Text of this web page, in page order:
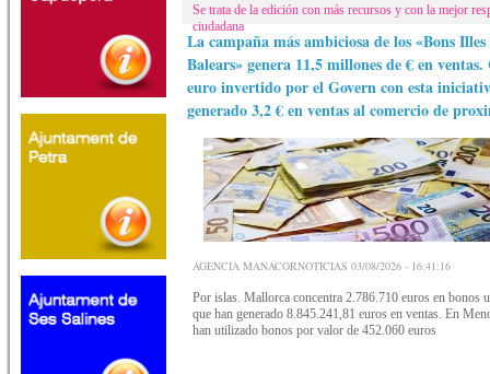
Se trata de la edición con más recursos y con la mejor
ciudadana
La campaña más ambiciosa de los «Bons Illes
Balears» genera 11,5 millones de € en ventas.
euro invertido por el Govern con esta
generado 3,2 € en ventas al comercio de
AGENCIA MANACORNOTICIAS 03/08/2026 - 16:41:16
Por islas. Mallorca concentra 2.786.710 euros en bonos
que han generado 8.845.241,81 euros en ventas. En
han utilizado bonos por valor de 452.060 euros